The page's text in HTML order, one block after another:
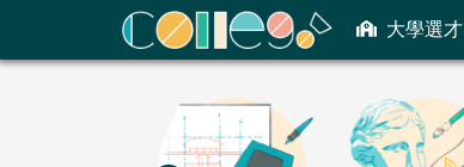
大學選才
ColleGo! 大學選才與高中育才輔助系統